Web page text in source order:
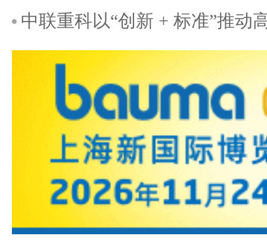
中联重科以“创新 + 标准”推动